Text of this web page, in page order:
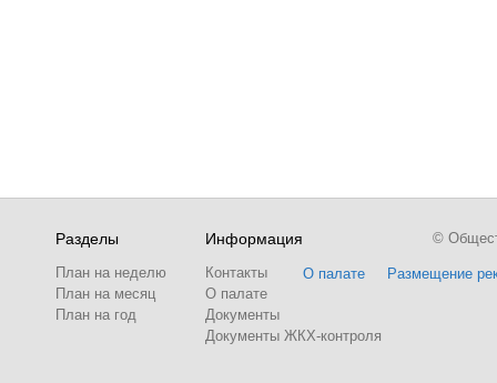
Разделы
План на неделю
План на месяц
План на год
Информация
Контакты
О палате
Документы
Документы ЖКХ-контроля
О палате Размещение
©